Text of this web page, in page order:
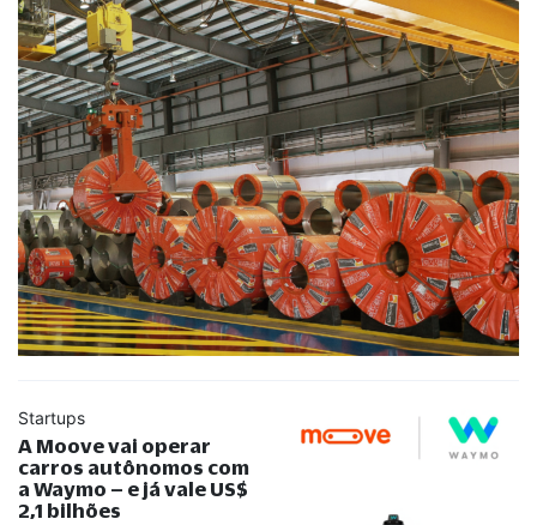
Startups
A Moove vai operar
carros autônomos com
a Waymo – e já vale US$
2,1 bilhões